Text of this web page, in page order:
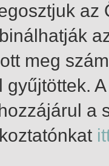
meg
gyűjtöttek.
a